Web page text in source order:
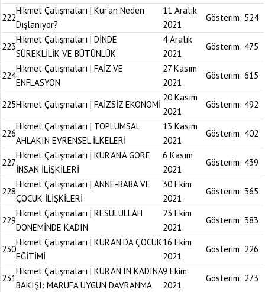
222
Hikmet Çalışmaları | Kur’an Neden
Dışlanıyor?
11 Aralık
2021
Gösterim: 524
223
Hikmet Çalışmaları | DİNDE
SÜREKLİLİK VE BÜTÜNLÜK
4 Aralık
2021
Gösterim: 475
224
Hikmet Çalışmaları | FAİZ VE
ENFLASYON
27 Kasım
2021
Gösterim: 615
225Hikmet Çalışmaları | FAİZSİZ EKONOMİ
20 Kasım
2021
Gösterim: 492
226
Hikmet Çalışmaları | TOPLUMSAL
AHLAKIN EVRENSEL İLKELERİ
13 Kasım
2021
Gösterim: 402
227
Hikmet Çalışmaları | KUR’AN’A GÖRE
İNSAN İLİŞKİLERİ
6 Kasım
2021
Gösterim: 439
228
Hikmet Çalışmaları | ANNE-BABA VE
ÇOCUK İLİŞKİLERİ
30 Ekim
2021
Gösterim: 365
229
Hikmet Çalışmaları | RESULULLAH
DÖNEMİNDE KADIN
23 Ekim
2021
Gösterim: 383
230
Hikmet Çalışmaları | KUR’AN’DA ÇOCUK
EĞİTİMİ
16 Ekim
2021
Gösterim: 226
231
Hikmet Çalışmaları | KUR’AN’IN KADINA
BAKIŞI: MARUFA UYGUN DAVRANMA
9 Ekim
2021
Gösterim: 273